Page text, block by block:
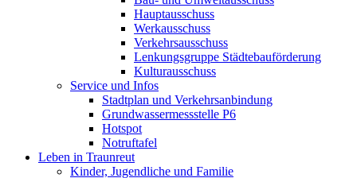
Hauptausschuss
Werkausschuss
Verkehrsausschuss
Lenkungsgruppe Städtebauförderung
Kulturausschuss
Service und Infos
Stadtplan und Verkehrsanbindung
Grundwassermessstelle P6
Hotspot
Notruftafel
Leben in Traunreut
Kinder, Jugendliche und Familie